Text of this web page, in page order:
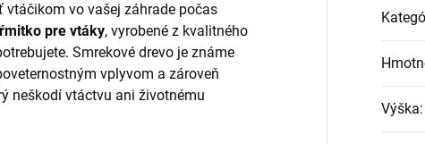
vtáčikom vo vašej záhrade počas
pre vtáky, vyrobené z kvalitného
Smrekové drevo je známe
vplyvom a zároveň
neškodí vtáctvu ani životnému
Výška: